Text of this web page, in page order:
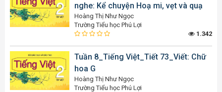
nghe: Kể chuyện Hoạ mi, vẹt và quạ
Hoàng Thị Như Ngọc
Trường Tiểu học Phú Lợi
1.342
Tuần 8_Tiếng Việt_Tiết 73_Viết: Chữ
hoa G
Hoàng Thị Như Ngọc
Trường Tiểu học Phú Lợi